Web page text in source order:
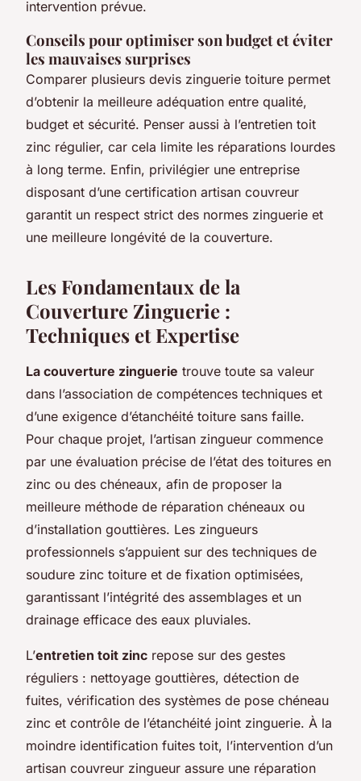
intervention prévue.
Conseils pour optimiser son budget et éviter
les mauvaises surprises
Comparer plusieurs devis zinguerie toiture permet
d’obtenir la meilleure adéquation entre qualité,
budget et sécurité. Penser aussi à l’entretien toit
zinc régulier, car cela limite les réparations lourdes
à long terme. Enfin, privilégier une entreprise
disposant d’une certification artisan couvreur
garantit un respect strict des normes zinguerie et
une meilleure longévité de la couverture.
Les Fondamentaux de la
Couverture Zinguerie :
Techniques et Expertise
La couverture zinguerie trouve toute sa valeur
dans l’association de compétences techniques et
d’une exigence d’étanchéité toiture sans faille.
Pour chaque projet, l’artisan zingueur commence
par une évaluation précise de l’état des toitures en
zinc ou des chéneaux, afin de proposer la
meilleure méthode de réparation chéneaux ou
d’installation gouttières. Les zingueurs
professionnels s’appuient sur des techniques de
soudure zinc toiture et de fixation optimisées,
garantissant l’intégrité des assemblages et un
drainage efficace des eaux pluviales.
L’entretien toit zinc repose sur des gestes
réguliers : nettoyage gouttières, détection de
fuites, vérification des systèmes de pose chéneau
zinc et contrôle de l’étanchéité joint zinguerie. À la
moindre identification fuites toit, l’intervention d’un
artisan couvreur zingueur assure une réparation